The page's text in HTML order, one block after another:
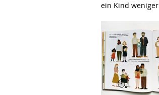
ein Kind